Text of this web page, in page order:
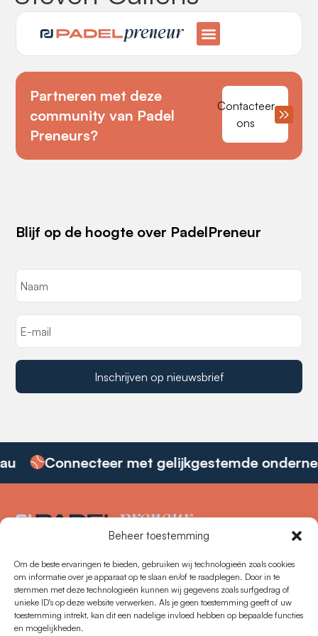
Beheer toestemming
Om de beste ervaringen te bieden, gebruiken wij technologieën zoals cookies
om informatie over je apparaat op te slaan en/of te raadplegen. Door in te
stemmen met deze technologieën kunnen wij gegevens zoals surfgedrag of
unieke ID's op deze website verwerken. Als je geen toestemming geeft of uw
toestemming intrekt, kan dit een nadelige invloed hebben op bepaalde functies
en mogelijkheden.
Partneren met deze
community van Padel
Preneurs?
Contacteer
ons
Blijf op de hoogte over PadelPreneur
Inschrijven op nieuwsbrief
Connecteer met gelijkgestemde
De Padel Community voor
Over ons
Evenementen